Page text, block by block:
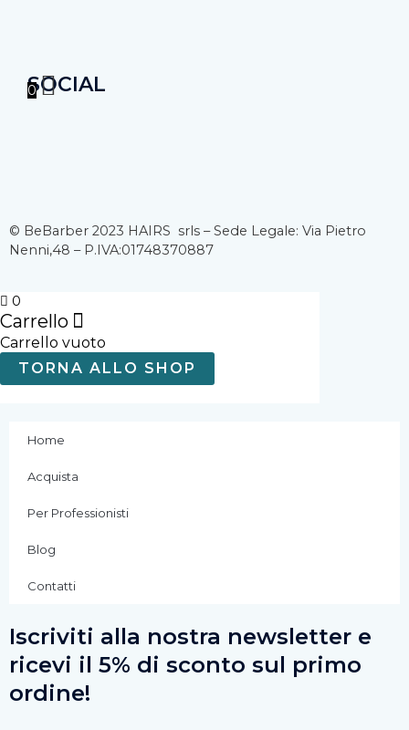
SOCIAL
c
e
b
o
k
-
f
s
t
g
m
u
t
b
0
© BeBarber 2023 HAIRS srls – Sede Legale: Via Pietro
Nenni,48 – P.IVA:01748370887
0
Carrello
Carrello vuoto
TORNA ALLO SHOP
Home
Acquista
Per Professionisti
Blog
Contatti
Iscriviti alla nostra newsletter e
ricevi il 5% di sconto sul primo
ordine!